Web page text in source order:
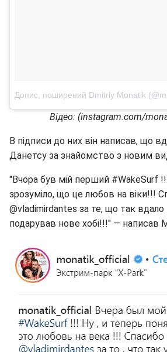
Допис, поширений Dmitriy Monatik
Відео: (instagram.com/
В підписи до них він написав, що
Данетсу за знайомство з новим
"Вчора був мій перший #WakeSurf
зрозуміло, що це любов на віки!!!
@vladimirdantes за те, що так
подарував нове хобі!!!" — написав